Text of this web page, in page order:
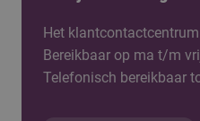
Het
Bereikbaar op ma t/m
Telefonisch bereikbaar